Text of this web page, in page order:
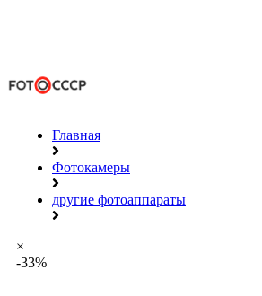
Главная
Фотокамеры
другие фотоаппараты
×
-33%